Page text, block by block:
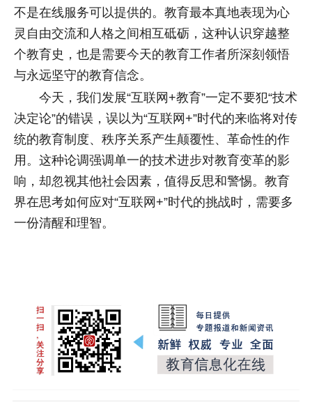
不是在线服务可以提供的。教育最本真地表现为心
灵自由交流和人格之间相互砥砺，这种认识穿越整
个教育史，也是需要今天的教育工作者所深刻领悟
与永远坚守的教育信念。
今天，我们发展“互联网+教育”一定不要犯“技术
决定论”的错误，误以为“互联网+”时代的来临将对传
统的教育制度、秩序关系产生颠覆性、革命性的作
用。这种论调强调单一的技术进步对教育变革的影
响，却忽视其他社会因素，值得反思和警惕。教育
界在思考如何应对“互联网+”时代的挑战时，需要多
一份清醒和理智。